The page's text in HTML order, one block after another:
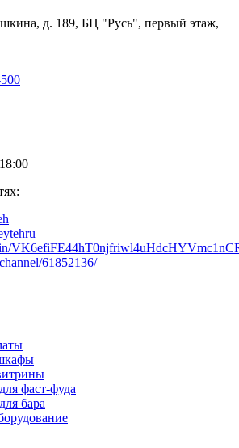
д. 189, БЦ "Русь", первый этаж,
61852136/
фаст-фуда
бара